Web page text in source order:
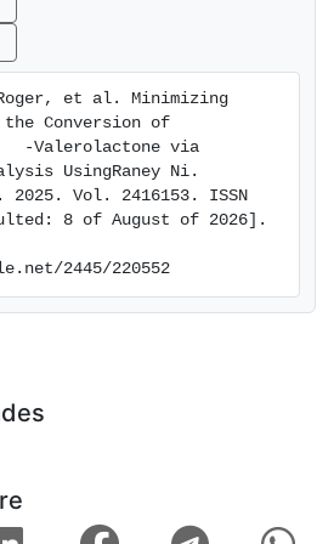
photothermal reaction required
132 °C toreach over 95%
reducing the reaction
compared to
Importantly, theseconditions
reusability. This solvothermal-
could offer a sustainable
production of -
Roger, et al. Minimizing
the Conversion of
‑Valerolactone via
. 2025. Vol. 2416153. ISSN
8 of August of 2026].
2445/220552